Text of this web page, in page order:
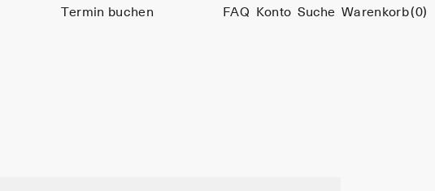
Termin buchen FAQ Konto Suche Warenkorb(0)